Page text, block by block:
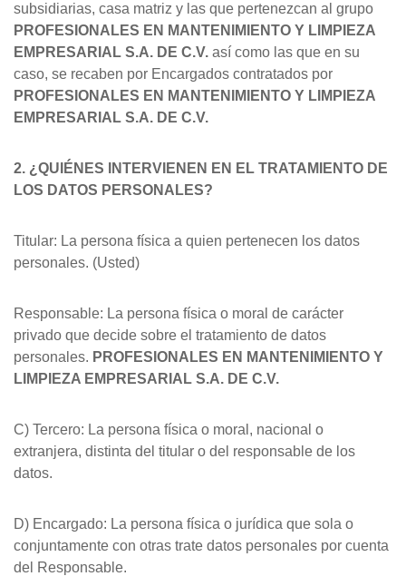
subsidiarias, casa matriz y las que pertenezcan al grupo
PROFESIONALES EN MANTENIMIENTO Y LIMPIEZA
EMPRESARIAL S.A. DE C.V. así como las que en su
caso, se recaben por Encargados contratados por
PROFESIONALES EN MANTENIMIENTO Y LIMPIEZA
EMPRESARIAL S.A. DE C.V.
2. ¿QUIÉNES INTERVIENEN EN EL TRATAMIENTO DE
LOS DATOS PERSONALES?
Titular: La persona física a quien pertenecen los datos
personales. (Usted)
Responsable: La persona física o moral de carácter
privado que decide sobre el tratamiento de datos
personales. PROFESIONALES EN MANTENIMIENTO Y
LIMPIEZA EMPRESARIAL S.A. DE C.V.
C) Tercero: La persona física o moral, nacional o
extranjera, distinta del titular o del responsable de los
datos.
D) Encargado: La persona física o jurídica que sola o
conjuntamente con otras trate datos personales por cuenta
del Responsable.